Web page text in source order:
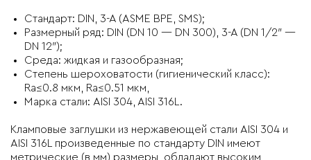
Стандарт: DIN, 3-A (ASME BPE, SMS);
Размерный ряд: DIN (DN 10 — DN 300), 3-A (DN 1/2″ —
DN 12″);
Среда: жидкая и газообразная;
Степень шероховатости (гигиенический класс):
Ra≤0.8 мкм, Ra≤0.51 мкм,
Марка стали: AISI 304, AISI 316L.
Кламповые заглушки из нержавеющей стали AISI 304 и
AISI 316L
произведенные по стандарту DIN имеют
метрические (в мм) размеры, обладают высоким